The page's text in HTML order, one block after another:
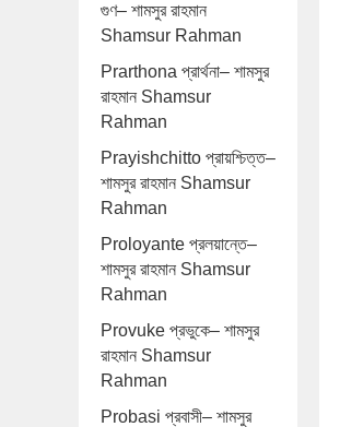
গুণ– শামসুর রাহমান
Shamsur Rahman
Prarthona প্রার্থনা– শামসুর
রাহমান Shamsur
Rahman
Prayishchitto প্রায়শ্চিত্ত–
শামসুর রাহমান Shamsur
Rahman
Proloyante প্রলয়ান্তে–
শামসুর রাহমান Shamsur
Rahman
Provuke প্রভুকে– শামসুর
রাহমান Shamsur
Rahman
Probasi প্রবাসী– শামসুর